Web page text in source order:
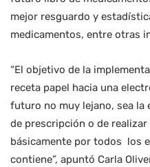
mejor resguardo y
medicamentos, entre otras
“El objetivo de la
receta papel hacia una
futuro no muy lejano, sea
de prescripción o de
básicamente por todos los
contiene”, apuntó Carla